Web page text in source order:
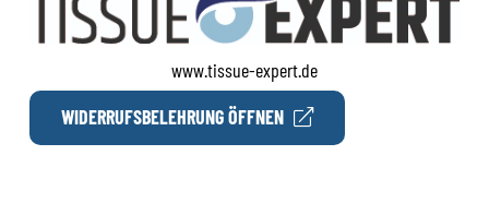
www.tissue-expert.de
WIDERRUFSBELEHRUNG ÖFFNEN